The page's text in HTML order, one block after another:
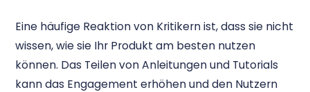
Eine häufige Reaktion von Kritikern ist, dass sie nicht
wissen, wie sie Ihr Produkt am besten nutzen
können. Das Teilen von Anleitungen und Tutorials
kann das Engagement erhöhen und den Nutzern